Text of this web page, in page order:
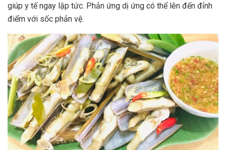
giúp y tế ngay lập tức. Phản ứng dị ứng có thể lên đến đỉnh
điểm với sốc phản vệ.